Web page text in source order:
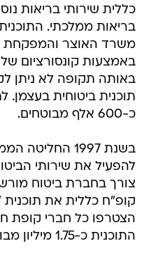
כללית שירותי בריאות
בריאות ממלכתי.
משרד האוצר והמפקחת
באמצעות קונסורציום
באותה תקופה לא ניתן
תוכנית ביטוחית בעצמן.
כ-600 אלף מבוטחים.
בשנת 1997
להפעיל את שירותי
צורך בחברת ביטוח
קופ"ח כללית את
הצטרפו כל חברי קופת
התוכנית כ-1.75 מיליון מבוטחים.